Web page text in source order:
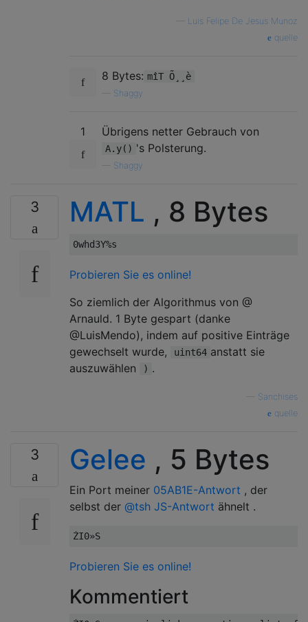
Luis Felipe De Jesus Munoz
quelle
8 Bytes: mîT Õ¸¸è
Shaggy
1 Übrigens netter Gebrauch von
A.y() 's Polsterung.
Shaggy
3 MATL , 8 Bytes
Probieren Sie es online!
So ziemlich der Algorithmus von @
Arnauld. 1 Byte gespart (danke
@LuisMendo), indem auf positive Einträge
gewechselt wurde,
uint64 anstatt sie
auszuwählen
) .
Sanchises
quelle
3 Gelee , 5 Bytes
Ein Port meiner 05AB1E-Antwort , der
selbst der @tsh JS-Antwort ähnelt .
Probieren Sie es online!
Kommentiert